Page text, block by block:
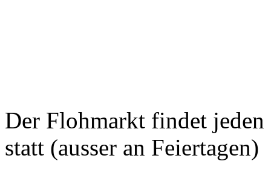
Der Flohmarkt findet
statt (ausser an Feiertagen)